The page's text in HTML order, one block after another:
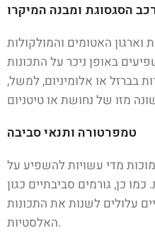
הסגסוגת ומבנה המיקרו
האטומים והמולקולות
באופן ניכר על התכונות
בברזל או אלומיניום, למשל,
טמפרטורה ותנאי סביבה
מדי עשויות להשפיע על
כן, גורמים סביבתיים כגון
עלולים לשנות את התכונות
האלסטיות.